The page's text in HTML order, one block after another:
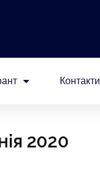
Контакти
2020